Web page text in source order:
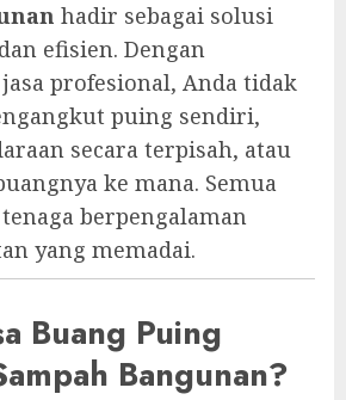
hadir sebagai solusi
efisien. Dengan
profesional, Anda tidak
puing sendiri,
secara terpisah, atau
ke mana. Semua
berpengalaman
yang memadai.
Buang Puing
Bangunan?